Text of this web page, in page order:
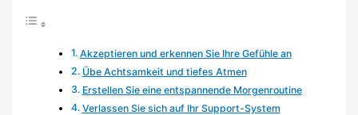
Akzeptieren und erkennen Sie Ihre Gefühle an
Übe Achtsamkeit und tiefes Atmen
Erstellen Sie eine entspannende Morgenroutine
Verlassen Sie sich auf Ihr Support-System